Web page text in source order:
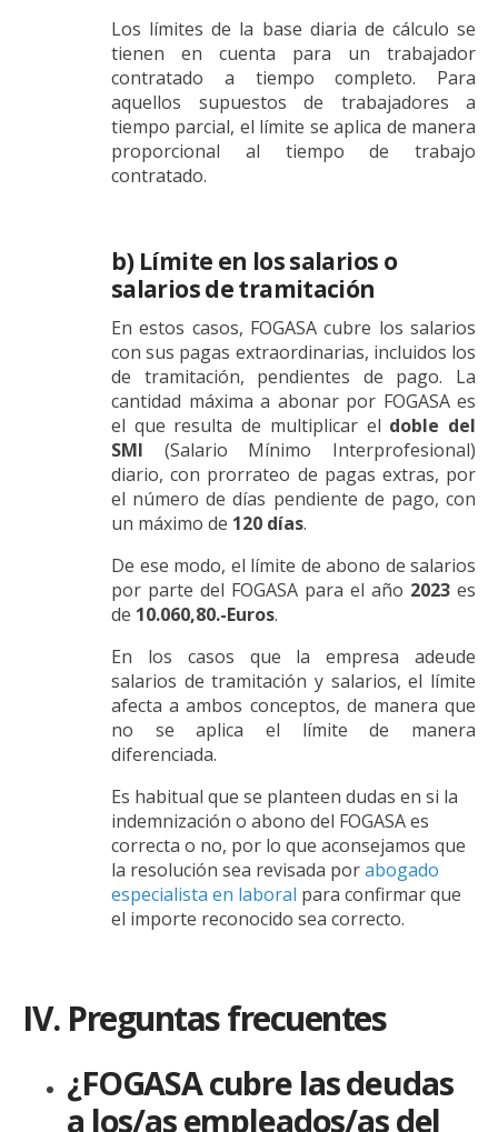
Los límites de la base diaria de cálculo se
tienen en cuenta para un trabajador
contratado a tiempo completo. Para
aquellos supuestos de trabajadores a
tiempo parcial, el límite se aplica de manera
proporcional al tiempo de trabajo
contratado.
b) Límite en los salarios o
salarios de tramitación
En estos casos, FOGASA cubre los salarios
con sus pagas extraordinarias, incluidos los
de tramitación, pendientes de pago. La
cantidad máxima a abonar por FOGASA es
el que resulta de multiplicar el doble del
SMI (Salario Mínimo Interprofesional)
diario, con prorrateo de pagas extras, por
el número de días pendiente de pago, con
un máximo de 120 días.
De ese modo, el límite de abono de salarios
por parte del FOGASA para el año 2023 es
de 10.060,80.-Euros.
En los casos que la empresa adeude
salarios de tramitación y salarios, el límite
afecta a ambos conceptos, de manera que
no se aplica el límite de manera
diferenciada.
Es habitual que se planteen dudas en si la
indemnización o abono del FOGASA es
correcta o no, por lo que aconsejamos que
la resolución sea revisada porabogado
especialista en laboral para confirmar que
el importe reconocido sea correcto.
IV. Preguntas frecuentes
¿FOGASA cubre las deudas
a los/as empleados/as del